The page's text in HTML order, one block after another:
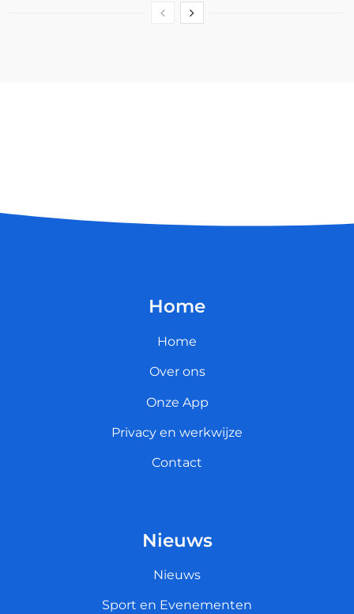
Home
Home
Over ons
Onze App
Privacy en werkwijze
Contact
Nieuws
Nieuws
Sport en Evenementen